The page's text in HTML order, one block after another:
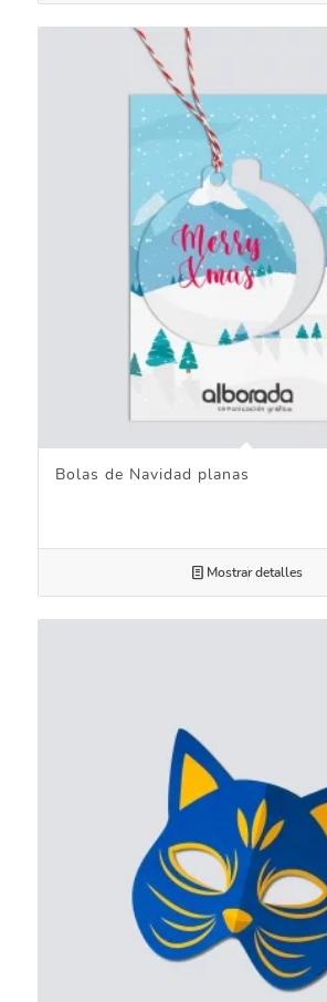
Bolas de Navidad planas
Mostrar detalles